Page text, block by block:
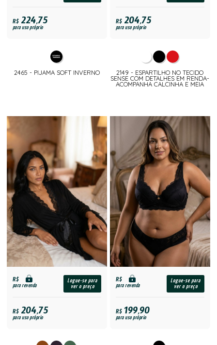
R$224,75
para uso próprio
2465 - PIJAMA SOFT INVERNO
R$204,75
para uso próprio
2149 - ESPARTILHO NO TECIDO
SENSE COM DETALHES EM RENDA-
ACOMPANHA CALCINHA E MEIA
R$
para revenda
Logue-se para
ver o preço
R$204,75
para uso próprio
R$
para revenda
Logue-se para
ver o preço
R$199,90
para uso próprio